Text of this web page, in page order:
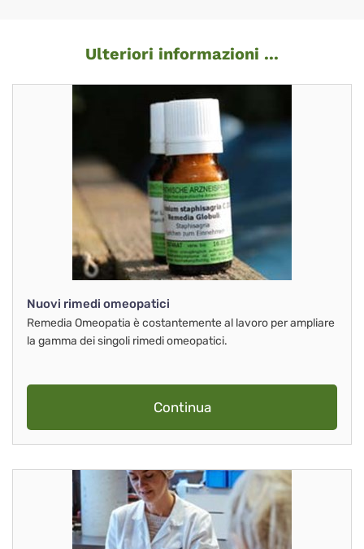
Ulteriori informazioni ...
Nuovi rimedi omeopatici
Remedia Omeopatia è costantemente al lavoro per ampliare
la gamma dei singoli rimedi omeopatici.
Continua